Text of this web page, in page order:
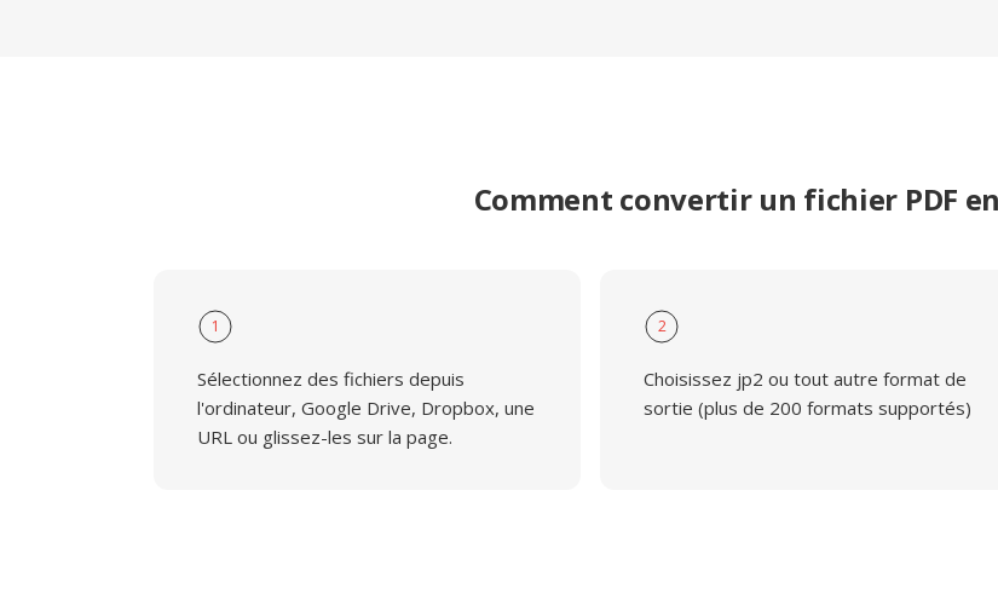
Comment convertir un fichier PDF
1
Sélectionnez des fichiers depuis
l'ordinateur, Google Drive, Dropbox, une
URL ou glissez-les sur la page.
2
Choisissez jp2 ou tout autre format de
sortie (plus de 200 formats supportés)